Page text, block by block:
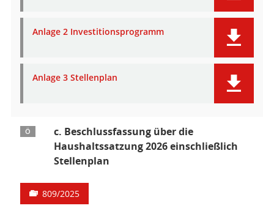
Anlage 2 Investitionsprogramm
Anlage 3 Stellenplan
Ö
c. Beschlussfassung über die
Haushaltssatzung 2026 einschließlich
Stellenplan
809/2025